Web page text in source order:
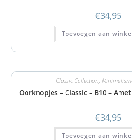
€34,95
Toevoegen aan
Classic Collection,
Oorknopjes – Classic – B10 –
€34,95
Toevoegen aan